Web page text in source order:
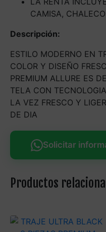
CAMISA,
Descripción:
ESTILO MODERNO EN
COLOR Y DISEÑO
PREMIUM ALLURE ES
TELA CON
LA VEZ FRESCO Y
DE DIA
Solicitar
Productos